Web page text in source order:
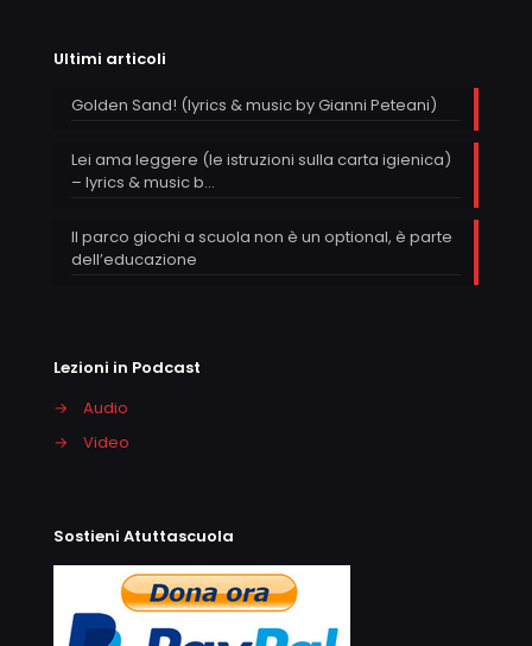
Ultimi articoli
Golden Sand! (lyrics & music by Gianni Peteani)
Lei ama leggere (le istruzioni sulla carta igienica)
– lyrics & music b…
Il parco giochi a scuola non è un optional, è parte
dell’educazione
Lezioni in Podcast
→
Audio
→
Video
Sostieni Atuttascuola